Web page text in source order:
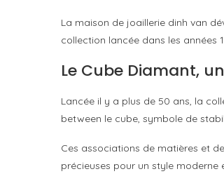
La maison de joaillerie dinh van
collection lancée dans les années
Le Cube Diamant,
Lancée il y a plus de 50 ans, la
between le cube, symbole de
Ces associations de matières et
précieuses pour un style